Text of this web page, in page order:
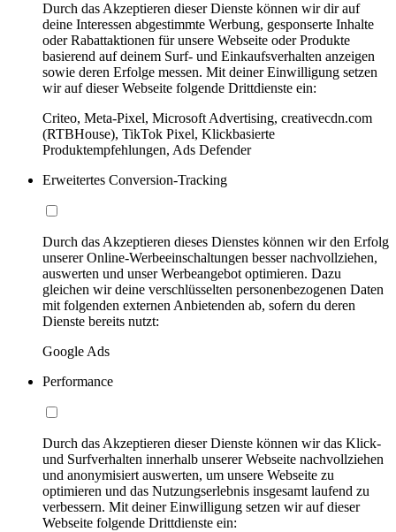
Durch das Akzeptieren dieser Dienste können wir dir auf
deine Interessen abgestimmte Werbung, gesponserte Inhalte
oder Rabattaktionen für unsere Webseite oder Produkte
basierend auf deinem Surf- und Einkaufsverhalten anzeigen
sowie deren Erfolge messen. Mit deiner Einwilligung setzen
wir auf dieser Webseite folgende Drittdienste ein:
Criteo, Meta-Pixel, Microsoft Advertising, creativecdn.com
(RTBHouse), TikTok Pixel, Klickbasierte
Produktempfehlungen, Ads Defender
Erweitertes Conversion-Tracking
Durch das Akzeptieren dieses Dienstes können wir den Erfolg
unserer Online-Werbeeinschaltungen besser nachvollziehen,
auswerten und unser Werbeangebot optimieren. Dazu
gleichen wir deine verschlüsselten personenbezogenen Daten
mit folgenden externen Anbietenden ab, sofern du deren
Dienste bereits nutzt:
Google Ads
Performance
Durch das Akzeptieren dieser Dienste können wir das Klick-
und Surfverhalten innerhalb unserer Webseite nachvollziehen
und anonymisiert auswerten, um unsere Webseite zu
optimieren und das Nutzungserlebnis insgesamt laufend zu
verbessern. Mit deiner Einwilligung setzen wir auf dieser
Webseite folgende Drittdienste ein: